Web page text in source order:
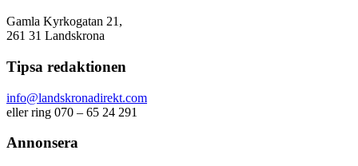
Gamla Kyrkogatan 21,
261 31 Landskrona
Tipsa redaktionen
info@landskronadirekt.com
eller ring 070 – 65 24 291
Annonsera